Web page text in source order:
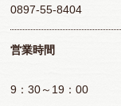
0897-55-8404
営業時間
9：30～19：00